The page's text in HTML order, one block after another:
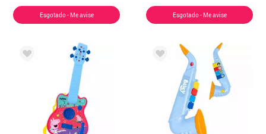
Esgotado - Me avise Esgotado - Me avise